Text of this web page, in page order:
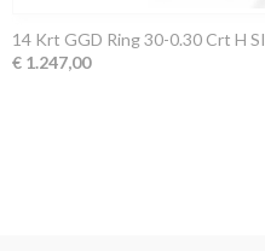
14 Krt GGD Ring 30-0.30 Crt H SI
€ 1.247,00